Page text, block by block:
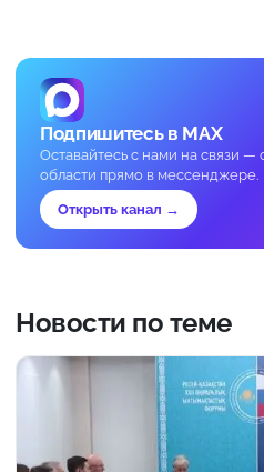
Подпишитесь в MAX
Оставайтесь с нами на связи
области прямо в мессенджере.
Открыть канал →
Новости по теме